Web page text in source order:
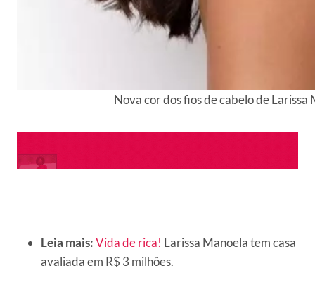
Nova cor dos fios de cabelo de
Leia mais:Vida de rica! Larissa Manoela tem casa
avaliada em R$ 3 milhões.